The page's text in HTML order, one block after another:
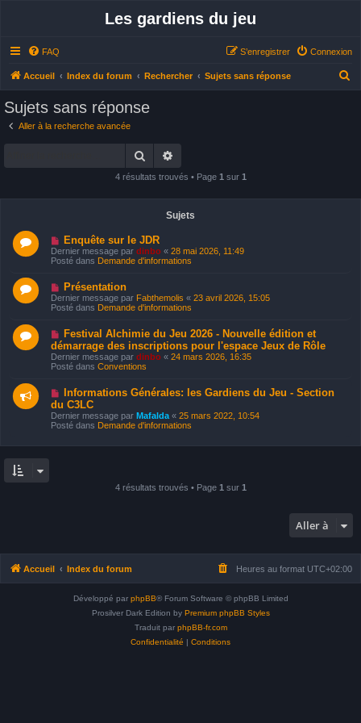
Les gardiens du jeu
FAQ Connexion
S’enregistrer
Accueil Index du forum Rechercher Sujets sans réponse
Sujets sans réponse
Aller à la recherche avancée
Rechercher
4 résultats trouvés • Page 1 sur 1
Sujets
N
o
u
v
u
m
a
g
e
Enquête sur le JDR
Dernier message par dinbo « 28 mai 2026, 11:49
Posté dans Demande d'informations
N
o
u
v
u
m
e
s
a
g
e
Présentation
Dernier message par Fabthemolis « 23 avril 2026, 15:05
Posté dans Demande d'informations
N
o
u
v
e
u
m
e
s
s
g
Festival Alchimie du Jeu 2026 - Nouvelle édition et
démarrage des inscriptions pour l'espace Jeux de Rôle
Dernier message par dinbo « 24 mars 2026, 16:35
Posté dans Conventions
N
u
v
e
u
Informations Générales: les Gardiens du Jeu - Section
du C3LC
Dernier message par Mafalda « 25 mars 2022, 10:54
Posté dans Demande d'informations
4 résultats trouvés • Page 1 sur 1
Aller à
Accueil Index du forum Heures au format UTC+02:00
Développé par phpBB® Forum Software © phpBB Limited
Prosilver Dark Edition by Premium phpBB Styles
Traduit par phpBB-fr.com
Confidentialité | Conditions